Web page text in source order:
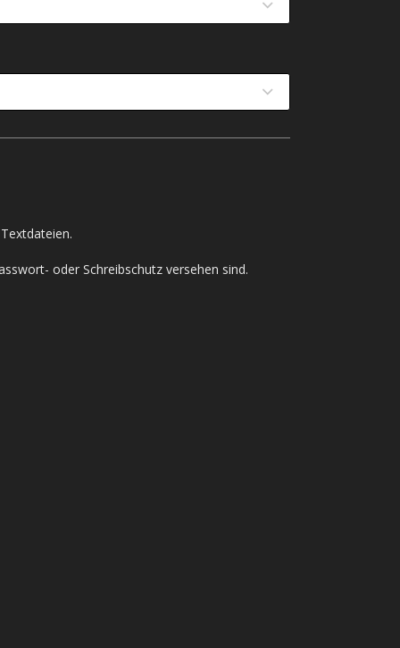
oder Schreibschutz versehen sind.